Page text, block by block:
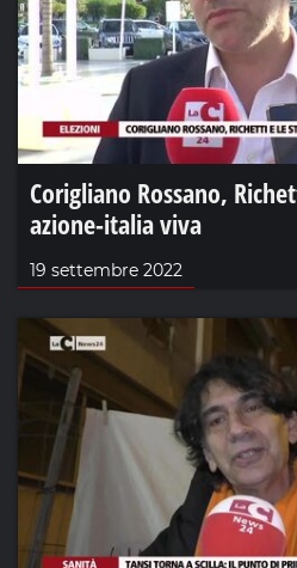
Corigliano Rossano,
azione-italia viva
19 settembre 2022